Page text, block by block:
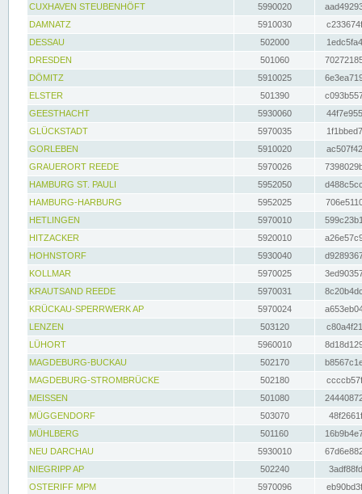
CUXHAVEN STEUBENHÖFT
5990020
DAMNATZ
5910030
DESSAU
502000
DRESDEN
501060
DÖMITZ
5910025
ELSTER
501390
GEESTHACHT
5930060
GLÜCKSTADT
5970035
GORLEBEN
5910020
GRAUERORT REEDE
5970026
HAMBURG ST. PAULI
5952050
HAMBURG-HARBURG
5952025
HETLINGEN
5970010
HITZACKER
5920010
HOHNSTORF
5930040
KOLLMAR
5970025
KRAUTSAND REEDE
5970031
KRÜCKAU-SPERRWERK AP
5970024
LENZEN
503120
LÜHORT
5960010
MAGDEBURG-BUCKAU
502170
MAGDEBURG-STROMBRÜCKE
502180
MEISSEN
501080
MÜGGENDORF
503070
MÜHLBERG
501160
NEU DARCHAU
5930010
NIEGRIPP AP
502240
OSTERIFF MPM
5970096